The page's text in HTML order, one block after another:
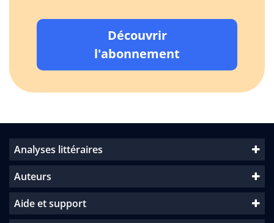
Découvrir
l'abonnement
Analyses littéraires
Auteurs
Aide et support